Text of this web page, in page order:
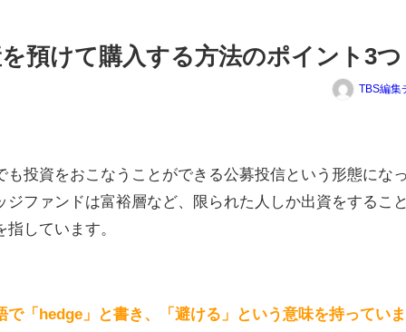
預けて購入する方法のポイント3つ
TBS編集
投資をおこなうことができる公募投信という形態になっ
ファンドは富裕層など、限られた人しか出資をすること
しています。
「hedge」と書き、「避ける」という意味を持っていま